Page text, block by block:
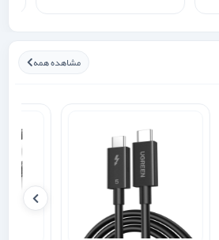
مشاهده همه